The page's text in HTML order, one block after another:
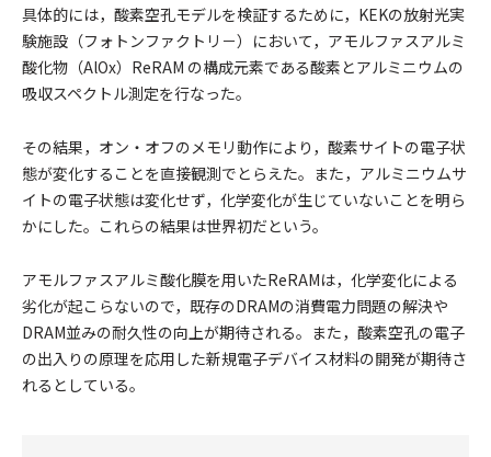
具体的には，酸素空孔モデルを検証するために，KEKの放射光実
験施設（フォトンファクトリ－）において，アモルファスアルミ
酸化物（AlOx）ReRAM の構成元素である酸素とアルミニウムの
吸収スペクトル測定を行なった。
その結果，オン・オフのメモリ動作により，酸素サイトの電子状
態が変化することを直接観測でとらえた。また，アルミニウムサ
イトの電子状態は変化せず，化学変化が生じていないことを明ら
かにした。これらの結果は世界初だという。
アモルファスアルミ酸化膜を用いたReRAMは，化学変化による
劣化が起こらないので，既存のDRAMの消費電力問題の解決や
DRAM並みの耐久性の向上が期待される。また，酸素空孔の電子
の出入りの原理を応用した新規電子デバイス材料の開発が期待さ
れるとしている。